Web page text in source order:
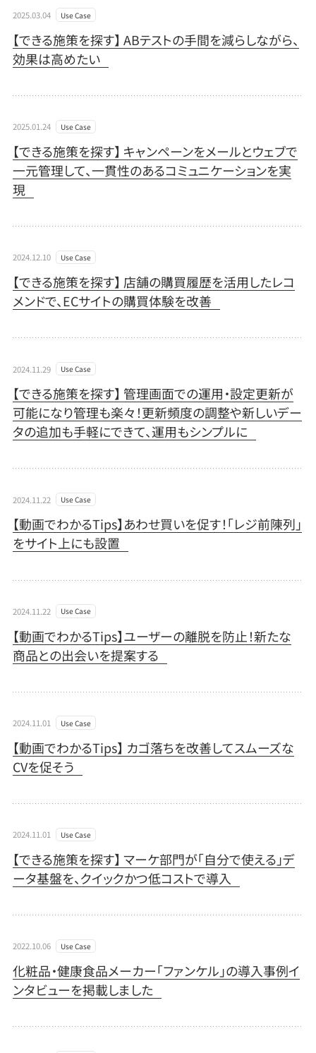
2025.03.04 Use Case
【できる施策を探す】 ABテストの手間を減らしながら、
効果は高めたい
2025.01.24 Use Case
【できる施策を探す】 キャンペーンをメールとウェブで
一元管理して、一貫性のあるコミュニケーションを実
現
2024.12.10 Use Case
【できる施策を探す】 店舗の購買履歴を活用したレコ
メンドで、ECサイトの購買体験を改善
2024.11.29 Use Case
【できる施策を探す】 管理画面での運用・設定更新が
可能になり管理も楽々！更新頻度の調整や新しいデー
タの追加も手軽にできて、運用もシンプルに
2024.11.22 Use Case
【動画でわかるTips】あわせ買いを促す！「レジ前陳列」
をサイト上にも設置
2024.11.22 Use Case
【動画でわかるTips】ユーザーの離脱を防止！新たな
商品との出会いを提案する
2024.11.01 Use Case
【動画でわかるTips】 カゴ落ちを改善してスムーズな
CVを促そう
2024.11.01 Use Case
【できる施策を探す】 マーケ部門が「自分で使える」デ
ータ基盤を、クイックかつ低コストで導入
2022.10.06 Use Case
化粧品・健康食品メーカー「ファンケル」の導入事例イ
ンタビューを掲載しました